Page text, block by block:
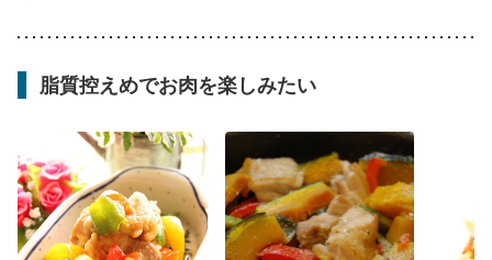
脂質控えめでお肉を楽しみたい